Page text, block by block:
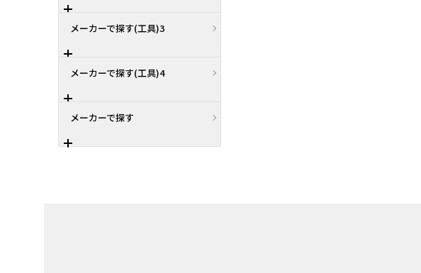
メーカーで探す(工具)3
メーカーで探す(工具)4
メーカーで探す